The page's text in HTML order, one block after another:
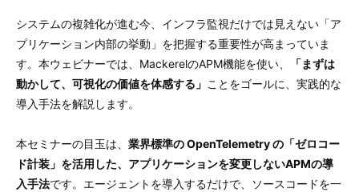
システムの複雑化が進む今、インフラ監視だけでは見えない「ア
プリケーション内部の挙動」を把握する重要性が高まっていま
す。 本ウェビナーでは、MackerelのAPM機能を使い、
「まずは
動かして、可視化の価値を体感する」 ことをゴールに、実践的な
導入手法を解説します。
本セミナーの目玉は、 業界標準の OpenTelemetry の「ゼロコー
ド計装」を活用した、アプリケーションを変更しないAPMの導
入手法です。エージェントを導入するだけで、ソースコードを一